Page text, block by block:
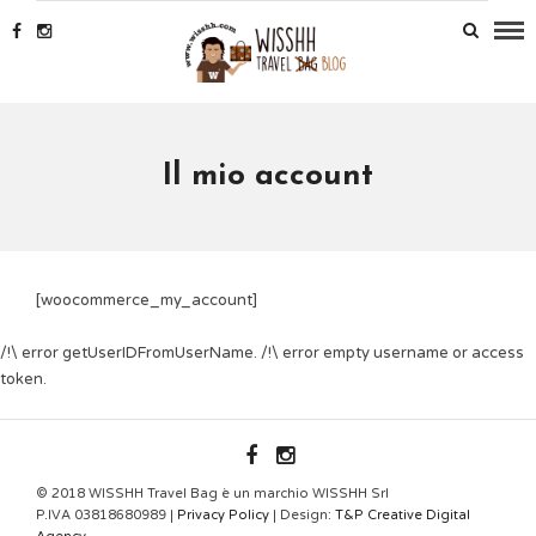
Il mio account
[woocommerce_my_account]
/!\ error getUserIDFromUserName. /!\ error empty username or access
token.
WISSHH.OFFICIAL
© 2018 WISSHH Travel Bag è un marchio WISSHH Srl
P.IVA 03818680989 | Privacy Policy | Design: T&P Creative Digital